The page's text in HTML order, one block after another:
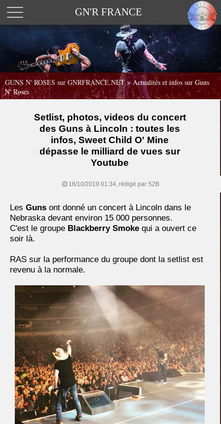
GN'R FRANCE
GUNS N' ROSES sur GNRFRANCE.NET>Actualités et infos sur Guns
N' Roses
Setlist, photos, videos du concert
des Guns à Lincoln : toutes les
infos, Sweet Child O' Mine
dépasse le milliard de vues sur
Youtube
16/10/2019 01:34, rédigé par S2B
Les Guns ont donné un concert à Lincoln dans le
Nebraska devant environ 15 000 personnes.
C'est le groupe Blackberry Smoke qui a ouvert ce
soir là.
RAS sur la performance du groupe dont la setlist est
revenu à la normale.